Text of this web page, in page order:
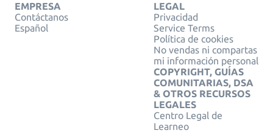
EMPRESA
Contáctanos
Español
LEGAL
Privacidad
Service Terms
Política de cookies
No vendas ni compartas
mi información personal
COPYRIGHT, GUÍAS
COMUNITARIAS, DSA
& OTROS RECURSOS
LEGALES
Centro Legal de
Learneo